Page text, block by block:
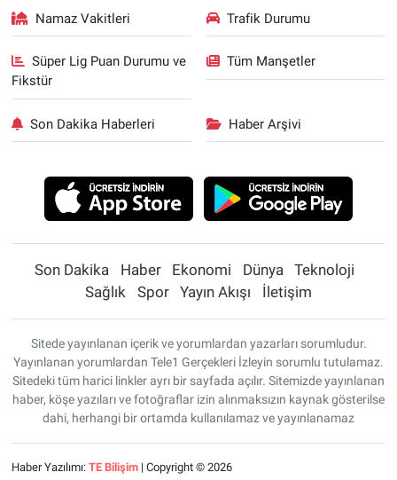
Namaz Vakitleri Trafik Durumu
Süper Lig Puan Durumu ve
Fikstür
Tüm Manşetler
Son Dakika Haberleri Haber Arşivi
Son Dakika Haber Ekonomi Dünya
Teknoloji
Sağlık
Spor Yayın Akışı İletişim
Sitede yayınlanan içerik ve yorumlardan yazarları sorumludur.
Yayınlanan yorumlardan Tele1 Gerçekleri İzleyin sorumlu tutulamaz.
Sitedeki tüm harici linkler ayrı bir sayfada açılır. Sitemizde yayınlanan
haber, köşe yazıları ve fotoğraflar izin alınmaksızın kaynak gösterilse
dahi, herhangi bir ortamda kullanılamaz ve yayınlanamaz
Haber Yazılımı: TE Bilişim| Copyright © 2026